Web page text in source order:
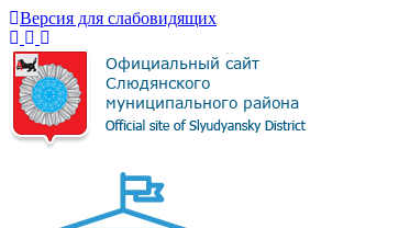
Версия для слабовидящих